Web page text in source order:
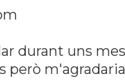
durant uns
però m'agradaria